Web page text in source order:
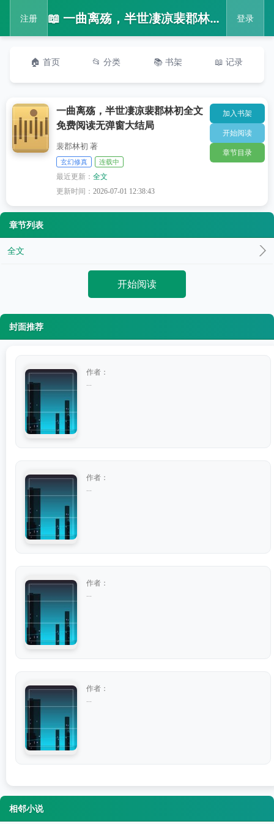
注册 📖 一曲离殇，半世凄凉裴郡林初全文免费阅读无弹窗大结局 登录
🏠 首页 📂 分类 📚 书架 📖 记录
一曲离殇，半世凄凉裴郡林初全文
免费阅读无弹窗大结局
裴郡林初 著
玄幻修真 连载中
最近更新：全文
更新时间：2026-07-01 12:38:43
加入书架
开始阅读
章节目录
章节列表
全文
开始阅读
封面推荐
作者：
作者：
作者：
作者：
相邻小说